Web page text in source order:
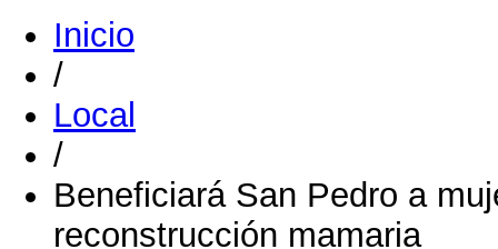
Inicio
/
Local
/
Beneficiará San Pedro a
reconstrucción mamaria